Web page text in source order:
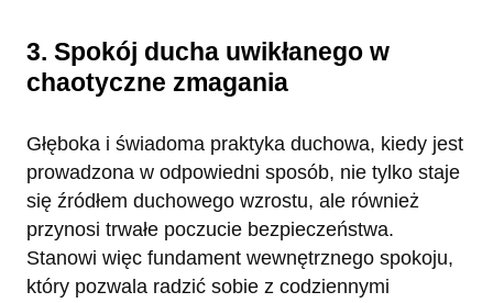
3. Spokój ducha uwikłanego w
chaotyczne zmagania
Głęboka i świadoma praktyka duchowa, kiedy jest
prowadzona w odpowiedni sposób, nie tylko staje
się źródłem duchowego wzrostu, ale również
przynosi trwałe poczucie bezpieczeństwa.
Stanowi więc fundament wewnętrznego spokoju,
który pozwala radzić sobie z codziennymi